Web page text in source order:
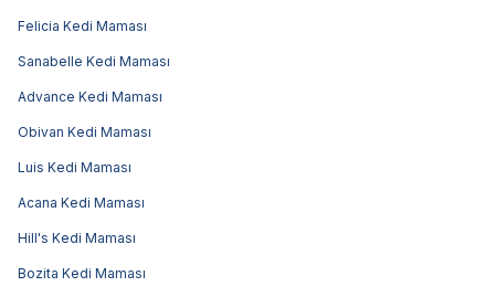
Felicia Kedi Maması
Sanabelle Kedi Maması
Advance Kedi Maması
Obivan Kedi Maması
Luis Kedi Maması
Acana Kedi Maması
Hill's Kedi Maması
Bozita Kedi Maması